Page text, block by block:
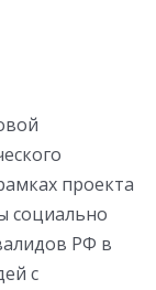
проекта
социально
РФ в
с